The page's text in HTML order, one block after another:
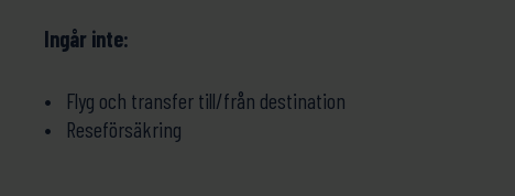
Ingår inte:
Flyg och transfer till/från destination
Reseförsäkring